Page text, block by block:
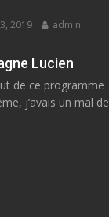
2019
admin
Lucien
de ce programme
j’avais un mal de